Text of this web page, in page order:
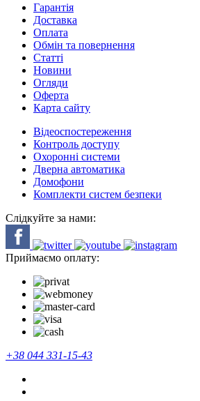
Гарантія
Доставка
Оплата
Обмін та повернення
Cтатті
Новини
Огляди
Оферта
Карта сайту
Відеоспостереження
Контроль доступу
Охоронні системи
Дверна автоматика
Домофони
Комплекти систем безпеки
Слідкуйте за нами:
Приймаємо оплату:
+38 044 331-15-43